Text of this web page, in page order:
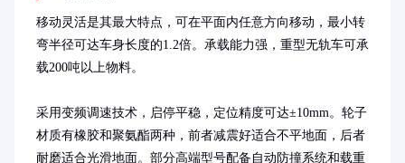
移动灵活是其最大特点，可在平面内任意方向移动，最小转
弯半径可达车身长度的1.2倍。承载能力强，重型无轨车可承
载200吨以上物料。
采用变频调速技术，启停平稳，定位精度可达±10mm。轮子
材质有橡胶和聚氨酯两种，前者减震好适合不平地面，后者
耐磨适合光滑地面。部分高端型号配备自动防撞系统和载重